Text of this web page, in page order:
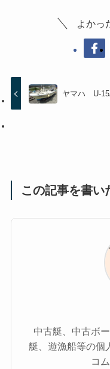
よかっ
ヤマハ U-
この記事を書い
中古艇、中古ボ
艇、遊漁船等の個
コ